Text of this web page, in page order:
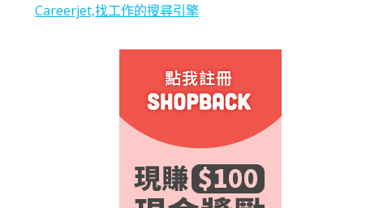
Careerjet,找工作的搜尋引擎